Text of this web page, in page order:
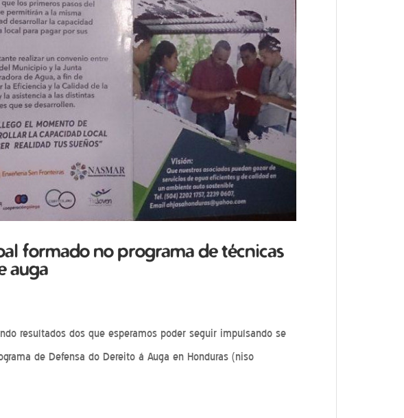
formado no programa de técnicas
auga
resultados dos que esperamos poder seguir impulsando se
de Defensa do Dereito á Auga en Honduras (niso